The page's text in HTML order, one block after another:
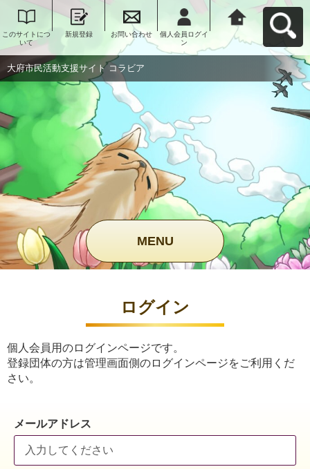
このサイトにつ
いて
新規登録 お問い合わせ
個人会員ログイ
ン
大府市民活動支
援サイト コラビ
アへ戻る
大府市民活動支援サイト コラビア
MENU
ログイン
個人会員用のログインページです。
登録団体の方は管理画面側のログインページをご利用くだ
さい。
メールアドレス